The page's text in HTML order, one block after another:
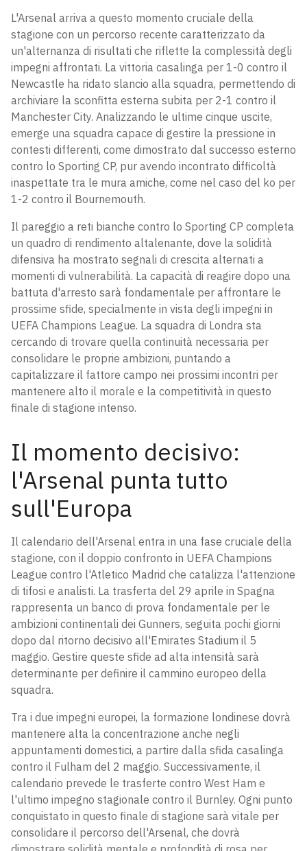
L'Arsenal arriva a questo momento cruciale della
stagione con un percorso recente caratterizzato da
un'alternanza di risultati che riflette la complessità degli
impegni affrontati. La vittoria casalinga per 1-0 contro il
Newcastle ha ridato slancio alla squadra, permettendo di
archiviare la sconfitta esterna subita per 2-1 contro il
Manchester City. Analizzando le ultime cinque uscite,
emerge una squadra capace di gestire la pressione in
contesti differenti, come dimostrato dal successo esterno
contro lo Sporting CP, pur avendo incontrato difficoltà
inaspettate tra le mura amiche, come nel caso del ko per
1-2 contro il Bournemouth.
Il pareggio a reti bianche contro lo Sporting CP completa
un quadro di rendimento altalenante, dove la solidità
difensiva ha mostrato segnali di crescita alternati a
momenti di vulnerabilità. La capacità di reagire dopo una
battuta d'arresto sarà fondamentale per affrontare le
prossime sfide, specialmente in vista degli impegni in
UEFA Champions League. La squadra di Londra sta
cercando di trovare quella continuità necessaria per
consolidare le proprie ambizioni, puntando a
capitalizzare il fattore campo nei prossimi incontri per
mantenere alto il morale e la competitività in questo
finale di stagione intenso.
Il momento decisivo:
l'Arsenal punta tutto
sull'Europa
Il calendario dell'Arsenal entra in una fase cruciale della
stagione, con il doppio confronto in UEFA Champions
League contro l'Atletico Madrid che catalizza l'attenzione
di tifosi e analisti. La trasferta del 29 aprile in Spagna
rappresenta un banco di prova fondamentale per le
ambizioni continentali dei Gunners, seguita pochi giorni
dopo dal ritorno decisivo all'Emirates Stadium il 5
maggio. Gestire queste sfide ad alta intensità sarà
determinante per definire il cammino europeo della
squadra.
Tra i due impegni europei, la formazione londinese dovrà
mantenere alta la concentrazione anche negli
appuntamenti domestici, a partire dalla sfida casalinga
contro il Fulham del 2 maggio. Successivamente, il
calendario prevede le trasferte contro West Ham e
l'ultimo impegno stagionale contro il Burnley. Ogni punto
conquistato in questo finale di stagione sarà vitale per
consolidare il percorso dell'Arsenal, che dovrà